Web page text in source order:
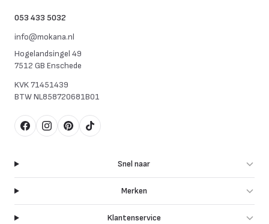
053 433 5032
info@mokana.nl
Hogelandsingel 49
7512 GB Enschede
KVK71451439
BTWNL858720681B01
FacebookInstagram
Pinterest
TikTok
Snel naar
Merken
Klantenservice